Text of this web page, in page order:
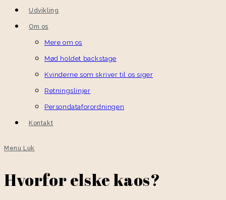
Udvikling
Om os
Mere om os
Mød holdet backstage
Kvinderne som skriver til os siger
Retningslinjer
Persondataforordningen
Kontakt
Menu Luk
Hvorfor elske kaos?